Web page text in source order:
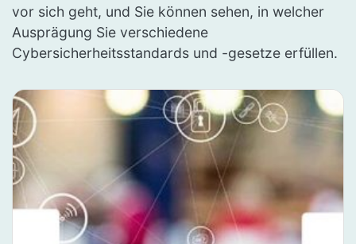
vor sich geht, und Sie können sehen, in welcher
Ausprägung Sie verschiedene
Cybersicherheitsstandards und -gesetze erfüllen.